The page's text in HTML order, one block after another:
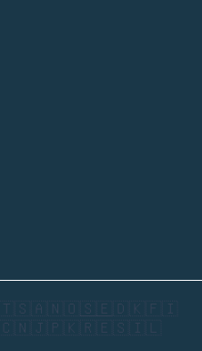
🇸🇦 🇳🇴 🇸🇪 🇩🇰 🇫🇮
🇯🇵 🇰🇷 🇪🇸 🇮🇱